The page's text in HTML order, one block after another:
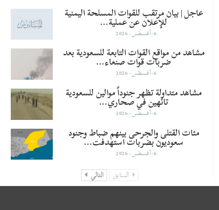
عاجل | بيان مرتقب للقوات المسلحة اليمنية
للإعلان عن عملية…
6-أغسطس- 2026
مشاهد من مواقع القوات التابعة للسعودية بعد
ضربات قوات صنعاء…
6-أغسطس- 2026
مشاهد متداولة تظهر جنوداً موالين للسعودية
تائهين في صحاري…
6-أغسطس- 2026
مئات القتلى والجرحى بينهم ضباط وجنود
سعوديون بضربات استهدفت…
6-أغسطس- 2026
السابق التالي